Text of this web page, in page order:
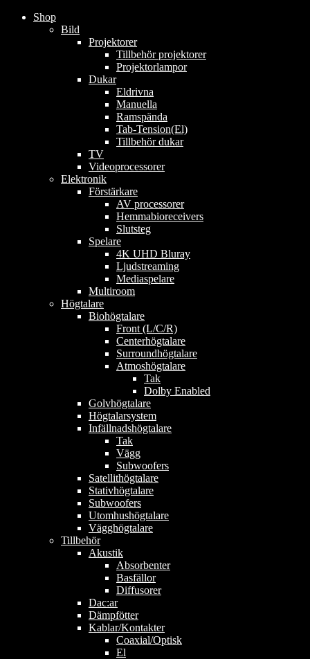
Shop
Bild
Projektorer
Tillbehör projektorer
Projektorlampor
Dukar
Eldrivna
Manuella
Ramspända
Tab-Tension(El)
Tillbehör dukar
TV
Videoprocessorer
Elektronik
Förstärkare
AV processorer
Hemmabioreceivers
Slutsteg
Spelare
4K UHD Bluray
Ljudstreaming
Mediaspelare
Multiroom
Högtalare
Biohögtalare
Front (L/C/R)
Centerhögtalare
Surroundhögtalare
Atmoshögtalare
Tak
Dolby Enabled
Golvhögtalare
Högtalarsystem
Infällnadshögtalare
Tak
Vägg
Subwoofers
Satellithögtalare
Stativhögtalare
Subwoofers
Utomhushögtalare
Vägghögtalare
Tillbehör
Akustik
Absorbenter
Basfällor
Diffusorer
Dac:ar
Dämpfötter
Kablar/Kontakter
Coaxial/Optisk
El